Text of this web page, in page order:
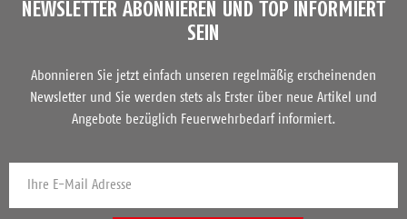
NEWSLETTER ABONNIEREN UND TOP INFORMIERT
SEIN
Abonnieren Sie jetzt einfach unseren regelmäßig erscheinenden
Newsletter und Sie werden stets als Erster über neue Artikel und
Angebote bezüglich Feuerwehrbedarf informiert.